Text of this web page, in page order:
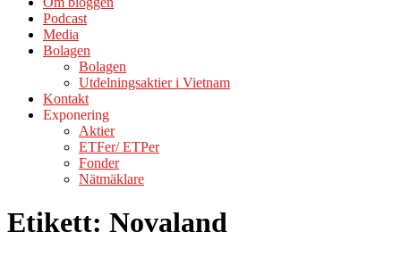
Podcast
Media
Bolagen
Bolagen
Utdelningsaktier i Vietnam
Kontakt
Exponering
Aktier
ETFer/ ETPer
Fonder
Nätmäklare
Etikett: Novaland